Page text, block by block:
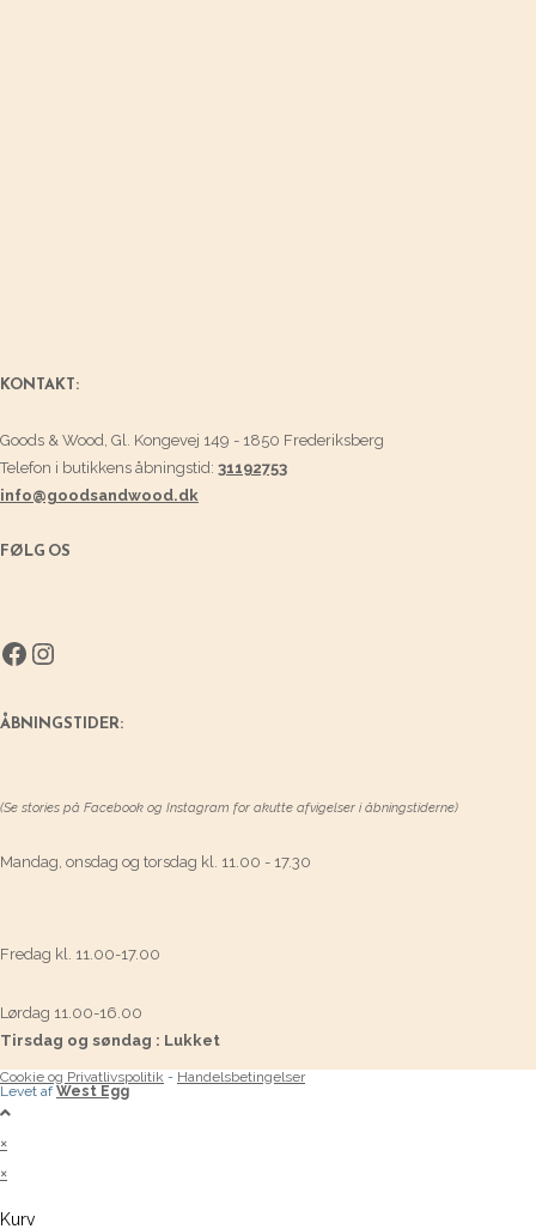
KONTAKT:
Goods & Wood, Gl. Kongevej 149 - 1850 Frederiksberg
Telefon i butikkens åbningstid: 31192753
info@goodsandwood.dk
FØLG OS
Facebook
Instagram
ÅBNINGSTIDER:
(Se stories på Facebook og Instagram for akutte afvigelser i åbningstiderne)
Mandag, onsdag og torsdag kl. 11.00 - 17.30
Fredag kl. 11.00-17.00
Lørdag 11.00-16.00
Tirsdag og søndag : Lukket
Cookie og Privatlivspolitik - Handelsbetingelser
Levet af West Egg
×
×
Kurv